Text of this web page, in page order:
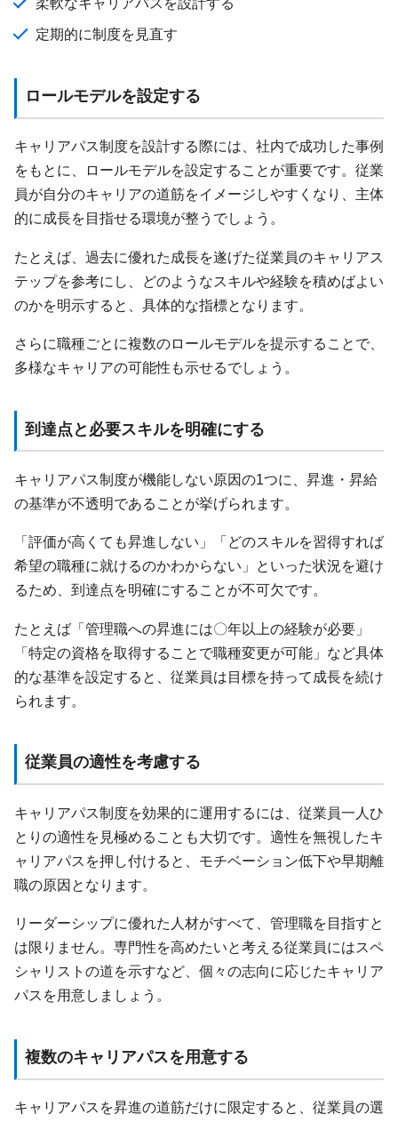
定期的に制度を見直す
ロールモデルを設定する
キャリアパス制度を設計する際には、社内で成功した事例
をもとに、ロールモデルを設定することが重要です。従業
員が自分のキャリアの道筋をイメージしやすくなり、主体
的に成長を目指せる環境が整うでしょう。
たとえば、過去に優れた成長を遂げた従業員のキャリアス
テップを参考にし、どのようなスキルや経験を積めばよい
のかを明示すると、具体的な指標となります。
さらに職種ごとに複数のロールモデルを提示することで、
多様なキャリアの可能性も示せるでしょう。
到達点と必要スキルを明確にする
キャリアパス制度が機能しない原因の1つに、昇進・昇給
の基準が不透明であることが挙げられます。
「評価が高くても昇進しない」「どのスキルを習得すれば
希望の職種に就けるのかわからない」といった状況を避け
るため、到達点を明確にすることが不可欠です。
たとえば「管理職への昇進には〇年以上の経験が必要」
「特定の資格を取得することで職種変更が可能」など具体
的な基準を設定すると、従業員は目標を持って成長を続け
られます。
従業員の適性を考慮する
キャリアパス制度を効果的に運用するには、従業員一人ひ
とりの適性を見極めることも大切です。適性を無視したキ
ャリアパスを押し付けると、モチベーション低下や早期離
職の原因となります。
リーダーシップに優れた人材がすべて、管理職を目指すと
は限りません。専門性を高めたいと考える従業員にはスペ
シャリストの道を示すなど、個々の志向に応じたキャリア
パスを用意しましょう。
複数のキャリアパスを用意する
キャリアパスを昇進の道筋だけに限定すると、従業員の選